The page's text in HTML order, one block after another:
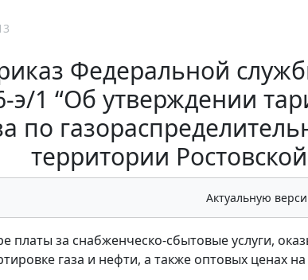
Федеральной
1 “Об утверждении
по
территории
Актуальную
платы за снабженческо-сбытовые услуги,
газа и нефти, а также оптовых ценах на